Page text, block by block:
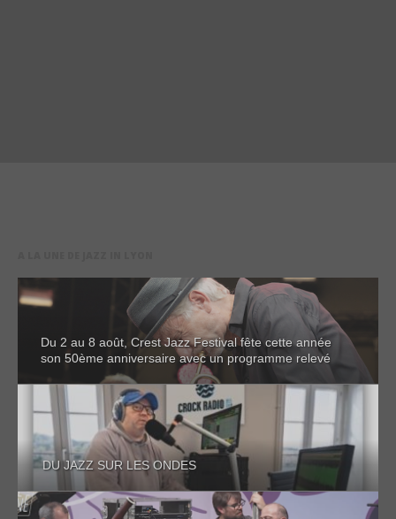
Du 2 au 8 août, Crest Jazz Festival fête cette année
son 50ème anniversaire avec un programme relevé
DU JAZZ SUR LES ONDES